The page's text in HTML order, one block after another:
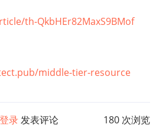
th-QkbHEr82MaxS9BMof
middle-tier-resource
登录发表评论
180 次浏览